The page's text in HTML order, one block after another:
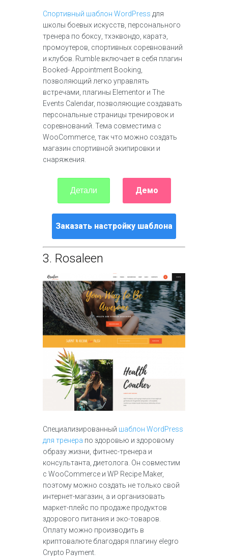
Спортивный шаблон WordPress для
школы боевых искусств, персонального
тренера по боксу, тхэквондо, каратэ,
промоутеров, спортивных соревнований
и клубов. Rumble включает в себя плагин
Booked- Appointment Booking,
позволяющий легко управлять
встречами, плагины Elementor и The
Events Calendar, позволяющие создавать
персональные страницы тренировок и
соревнований. Тема совместима с
WooCommerce, так что можно создать
магазин спортивной экипировки и
снаряжения.
Детали Демо
Заказать настройку шаблона
3. Rosaleen
Специализированный шаблон WordPress
для тренера по здоровью и здоровому
образу жизни, фитнес-тренера и
консультанта, диетолога. Он совместим
с WooCommerce и WP Recipe Maker,
поэтому можно создать не только свой
интернет-магазин, а и организовать
маркет-плейс по продаже продуктов
здорового питания и эко-товаров.
Оплату можно производить в
криптовалюте благодаря плагину elegro
Crypto Payment.